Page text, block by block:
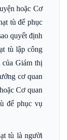
hoặc Cơ
tù để phục
quyết định
tù lập công
của Giám thị
cơ quan
Cơ quan
để phục vụ
tù là người